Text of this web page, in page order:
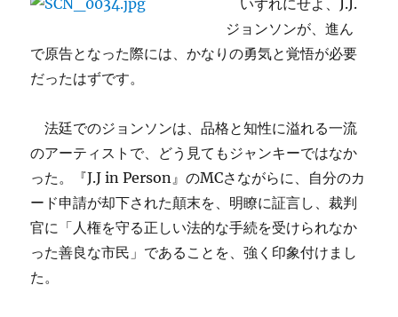
いずれにせよ、J.J.
ジョンソンが、進ん
で原告となった際には、かなりの勇気と覚悟が必要
だったはずです。
法廷でのジョンソンは、品格と知性に溢れる一流
のアーティストで、どう見てもジャンキーではなか
った。
『J.J in Person』のMCさながらに、自分のカ
ード申請が却下された顛末を、明瞭に証言し、裁判
官に「人権を守る正しい法的な手続を受けられなか
った善良な市民」であることを、強く印象付けまし
た。